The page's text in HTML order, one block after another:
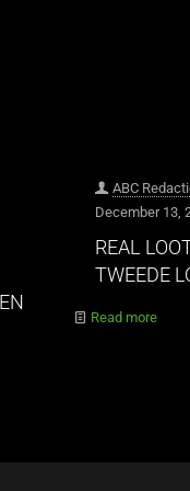
ABC
December 13,
REAL
TWEEDE
Read more